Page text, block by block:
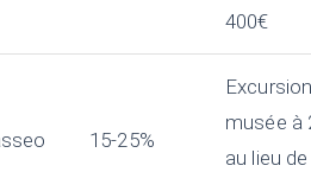
400€
15-25%
musée à
au lieu de